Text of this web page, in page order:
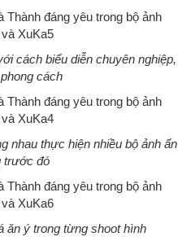
cách biểu diễn chuyên nghiệp,
cách
nhau thực hiện nhiều bộ ảnh ấn
trước đó
ăn ý trong từng shoot hình